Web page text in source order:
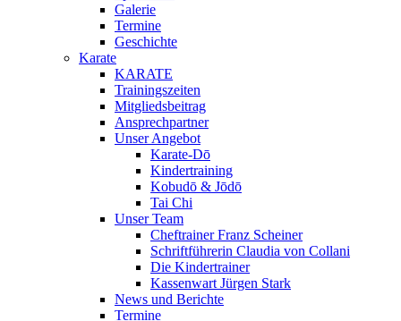
Galerie
Termine
Geschichte
Karate
KARATE
Trainingszeiten
Mitgliedsbeitrag
Ansprechpartner
Unser Angebot
Karate-Dō
Kindertraining
Kobudō & Jōdō
Tai Chi
Unser Team
Cheftrainer Franz Scheiner
Schriftführerin Claudia von Collani
Die Kindertrainer
Kassenwart Jürgen Stark
News und Berichte
Termine